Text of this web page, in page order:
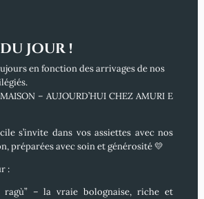
Jour !
en fonction des arrivages de nos
– AUJOURD’HUI CHEZ AMURI E
s’invite dans vos assiettes avec nos
, préparées avec soin et générosité 💛
:
ragù”– la vraie bolognaise, riche et